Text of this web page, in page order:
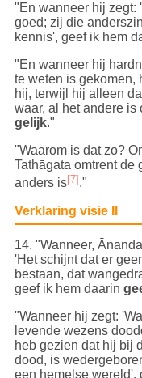
"En wanneer hij zegt:
goed; zij die
kennis', geef ik hem
"En wanneer hij
te weten is gekomen,
hij, terwijl hij alleen
waar, al het andere is
gelijk."
"Waarom is dat zo?
Tathāgata omtrent de
anders is[7]."
Verklaring visie II
14. "Wanneer,
'Het schijnt dat er
bestaan, dat
geef ik hem daarin
"Wanneer hij zegt:
levende wezens
heb gezien dat hij bij
dood, is
een hemelse wereld',